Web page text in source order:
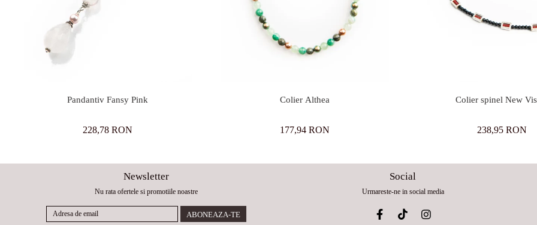
Pandantiv Fansy Pink
228,78 RON
Colier Althea
177,94 RON
Colier spinel New
238,95 RON
Newsletter
Nu rata ofertele si promotiile noastre
Social
Urmareste-ne in social media